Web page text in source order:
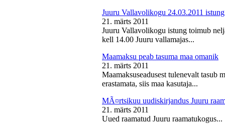
Juuru Vallavolikogu 24.03.2011 istung
21. märts 2011
Juuru Vallavolikogu istung toimub
kell 14.00 Juuru vallamajas...
Maamaksu peab tasuma maa omanik
21. märts 2011
Maamaksuseadusest tulenevalt tasub
erastamata, siis maa kasutaja...
MÃ¤rtsikuu uudiskirjandus Juuru
21. märts 2011
Uued raamatud Juuru raamatukogus...